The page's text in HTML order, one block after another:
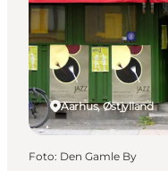
Overnatning
Planlæg ferien
Aarhus, Østjylland
Foto: Den Gamle By